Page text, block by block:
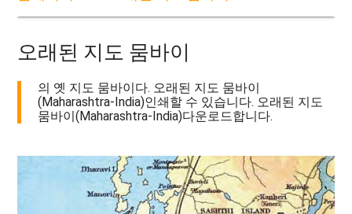
오래된 지도 뭄바이
의 옛 지도 뭄바이다. 오래된 지도 뭄바이
(Maharashtra-India)인쇄할 수 있습니다. 오래된 지도
뭄바이(Maharashtra-India)다운로드합니다.